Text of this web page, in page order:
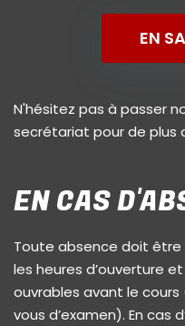
EN
N'hésitez pas à passer
secrétariat pour de plus
EN CAS
Toute absence doit
les heures d’ouverture
ouvrables avant le
vous d’examen). En cas